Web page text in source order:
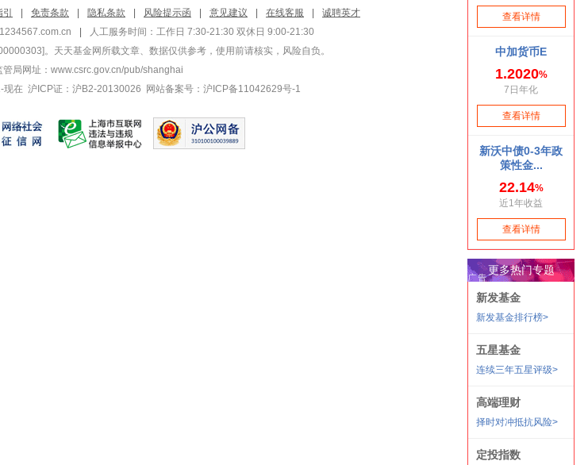
免责条款 隐私条款 风险提示函 意见建议 在线客服
诚聘英才
人工服务时间：工作日 7:30-21:30 双休日 9:00-21:30
。天天基金网所载文章、数据仅供参考，使用前请核实，风险自负。
局网址： www.csrc.gov.cn/pub/shanghai
在 沪ICP证：沪B2-20130026
网站备案号：沪ICP备11042629号-1